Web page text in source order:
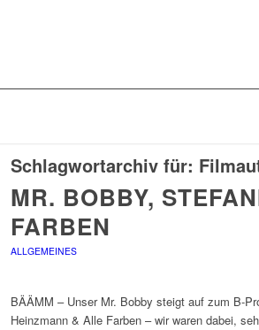
Schlagwortarchiv für:
MR. BOBBY,
FARBEN
ALLGEMEINES
BÄÄMM – Unser Mr. Bobby steigt auf zum B-
Heinzmann & Alle Farben – wir waren dabei,